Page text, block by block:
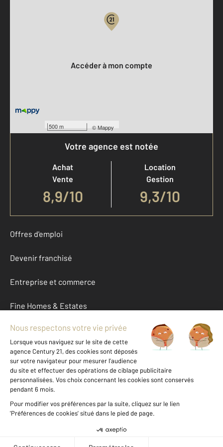
500 m ©Mappy
Accéder à mon compte
Votre agence est notée
Achat
Vente
8,9/10
Location
Gestion
9,3/10
Offres d'emploi
Devenir franchisé
Entreprise et commerce
Fine Homes & Estates
À propos
International
Nous contacter
Données personnelles